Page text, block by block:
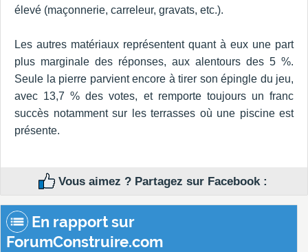
élevé (maçonnerie, carreleur, gravats, etc.).
Les autres matériaux représentent quant à eux une part
plus marginale des réponses, aux alentours des 5 %.
Seule la pierre parvient encore à tirer son épingle du jeu,
avec 13,7 % des votes, et remporte toujours un franc
succès notamment sur les terrasses où une piscine est
présente.
Vous aimez ? Partagez sur Facebook :
En rapport sur
ForumConstruire.com